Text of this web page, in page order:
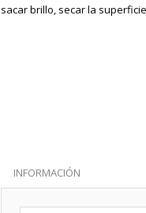
sacar brillo, secar la
INFORMACIÓN